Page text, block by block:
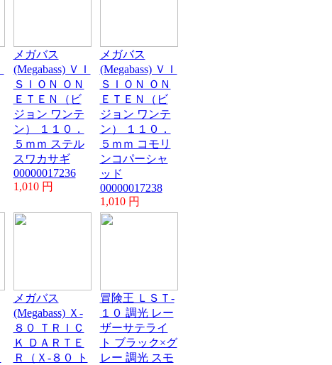
メガバス
(Megabass) ＶＩ
ＳＩＯＮ ＯＮ
ＥＴＥＮ（ビ
ジョン ワンテ
ン） １１０．
５ｍｍ ステル
スワカサギ
00000017236
1,010 円
メガバス
(Megabass) ＶＩ
ＳＩＯＮ ＯＮ
ＥＴＥＮ（ビ
ジョン ワンテ
ン） １１０．
５ｍｍ コモリ
ンコパーシャ
ッド
00000017238
1,010 円
メガバス
(Megabass) Ｘ-
８０ ＴＲＩＣ
Ｋ ＤＡＲＴＥ
Ｒ（Ｘ-８０ ト
冒険王 ＬＳＴ-
１０ 調光 レー
ザーサテライ
ト ブラック×グ
レー 調光 スモ